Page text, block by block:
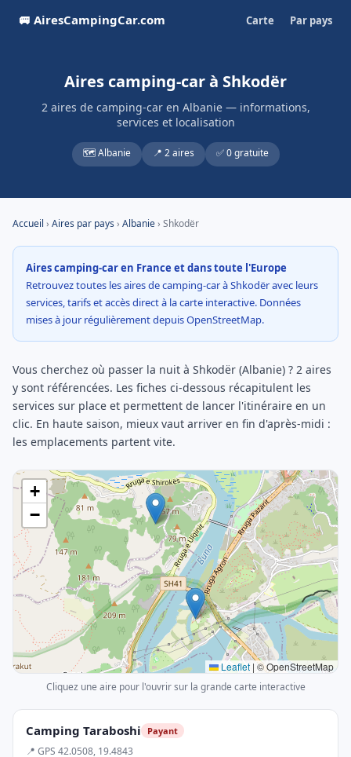
🚐 AiresCampingCar.com Carte Par pays
Aires camping-car à Shkodër
2 aires de camping-car en Albanie — informations,
services et localisation
🗺️ Albanie 📍 2 aires ✅ 0 gratuite
Accueil › Aires par pays› Albanie› Shkodër
Aires camping-car en France et dans toute l'Europe
Retrouvez toutes les aires de camping-car à Shkodër avec leurs
services, tarifs et accès direct à la carte interactive. Données
mises à jour régulièrement depuis OpenStreetMap.
Vous cherchez où passer la nuit à Shkodër (Albanie) ? 2 aires
y sont référencées. Les fiches ci-dessous récapitulent les
services sur place et permettent de lancer l'itinéraire en un
clic. En haute saison, mieux vaut arriver en fin d'après-midi :
les emplacements partent vite.
Camping Taraboshi Payant
📍 GPS 42.0508, 19.4843
+
−
Leaflet | © OpenStreetMap
Cliquez une aire pour l'ouvrir sur la grande carte interactive